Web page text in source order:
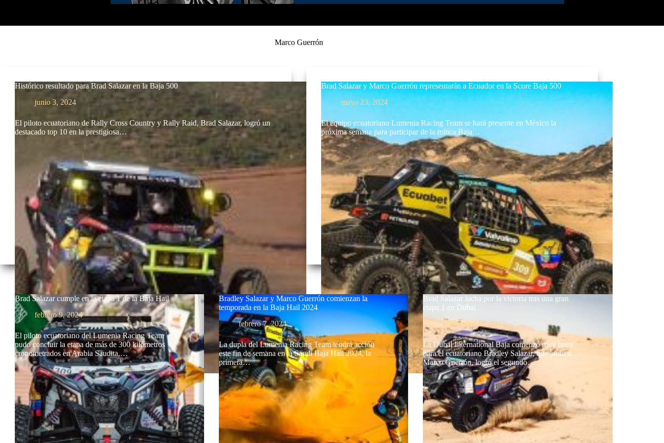
Marco Guerrón
Histórico resultado para Brad Salazar en la Baja 500
junio 3, 2024
El piloto ecuatoriano de Rally Cross Country y Rally Raid, Brad Salazar, logró un
destacado top 10 en la prestigiosa…
Brad Salazar y Marco Guerrón representarán a Ecuador en la Score Baja 500
mayo 23, 2024
El equipo ecuatoriano Lumenia Racing Team se hará presente en México la
próxima semana para participar de la mítica Baja…
Brad Salazar cumple en la etapa 1 de la Baja Hail
febrero 9, 2024
El piloto ecuatoriano del Lumenia Racing Team
pudo concluir la etapa de más de 300 kilómetros
cronometrados en Arabia Saudita,…
Bradley Salazar y Marco Guerrón comienzan la
temporada en la Baja Hail 2024
febrero 7, 2024
La dupla del Lumenia Racing Team tendrá acción
este fin de semana en la Saudi Baja Hail 2024, la
primera…
Brad Salazar lucha por la victoria tras una gran
etapa 1 en Dubai
noviembre 11, 2023
La Dubai International Baja comenzó muy buen
para el ecuatoriano Bradley Salazar, que junto a
Marco Guerrón, logró el segundo…